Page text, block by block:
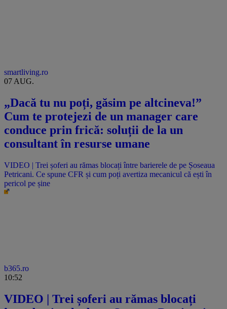
smartliving.ro
07 AUG.
„Dacă tu nu poți, găsim pe altcineva!”
Cum te protejezi de un manager care
conduce prin frică: soluții de la un
consultant în resurse umane
VIDEO | Trei șoferi au rămas blocați între barierele de pe Șoseaua
Petricani. Ce spune CFR și cum poți avertiza mecanicul că ești în
pericol pe șine
b365.ro
10:52
VIDEO | Trei șoferi au rămas blocați